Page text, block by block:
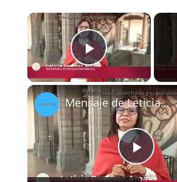
×
Play Video
P
Mensaje de Leticia Ramírez para la Segunda Sesión Ordinaria del CTE 2023-2024: Supervisores y Directores